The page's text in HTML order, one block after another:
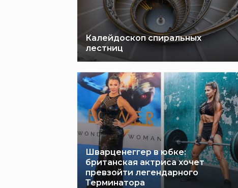
Калейдоскоп спиральных
лестниц
Шварценеггер в юбке:
британская актриса хочет
превзойти легендарного
Терминатора